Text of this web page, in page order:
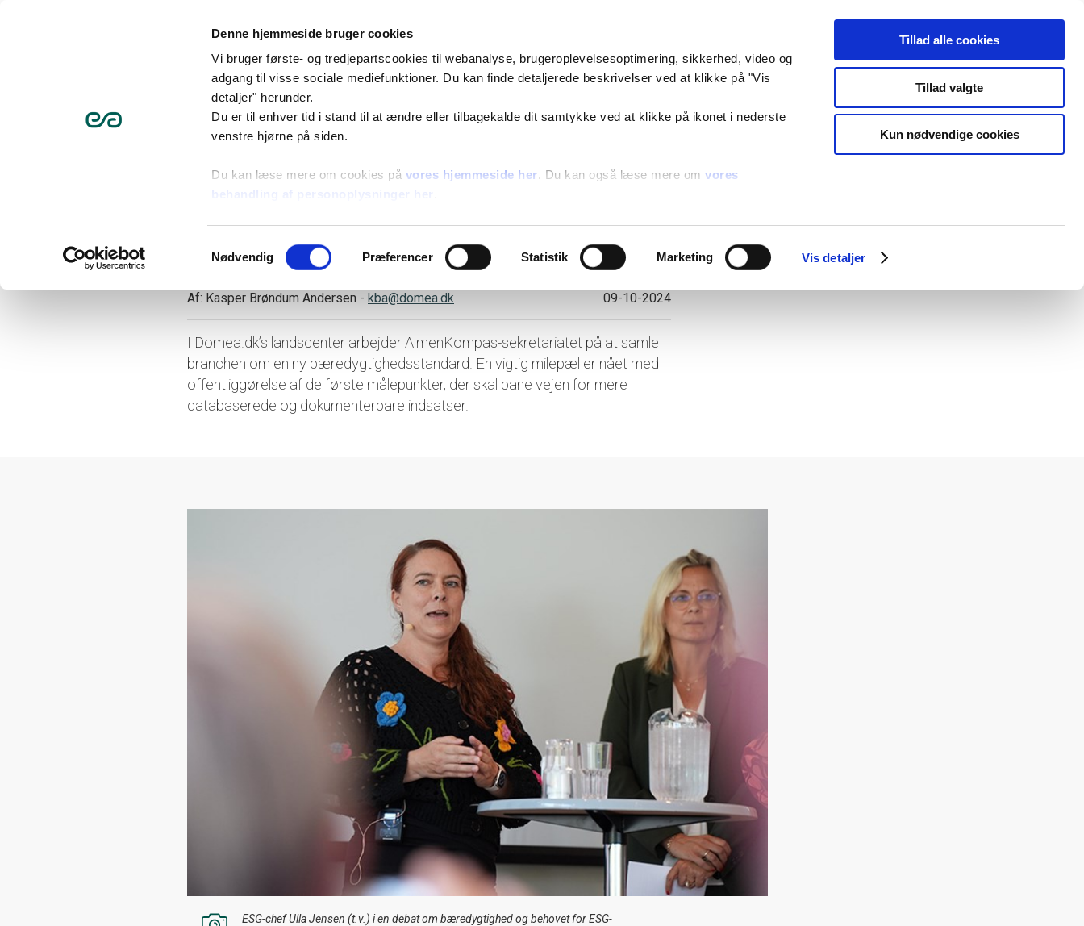
Denne hjemmeside bruger cookies
Vi bruger første- og tredjepartscookies til webanalyse, brugeroplevelsesoptimering, sikkerhed, video og
adgang til visse sociale mediefunktioner. Du kan finde detaljerede beskrivelser ved at klikke på "Vis
detaljer" herunder.
Du er til enhver tid i stand til at ændre eller tilbagekalde dit samtykke ved at klikke på ikonet i nederste
venstre hjørne på siden.
Du kan læse mere om cookies på vores hjemmeside her. Du kan også læse mere omvores
behandling af personoplysninger her
Nødvendig Præferencer Statistik Marketing Vis detaljer
Tillad alle cookies
Tillad valgte
Kun nødvendige cookies
Log på
Nyheder For pressen Logo og billedmateriale Publikationer
Et vigtigt skridt for fremtidens
arbejde med bæredygtighed
09-10-2024
Af: Kasper Brøndum Andersen - kba@domea.dk
I Domea.dk’s landscenter arbejder AlmenKompas-sekretariatet på at samle
branchen om en ny bæredygtighedsstandard. En vigtig milepæl er nået med
offentliggørelse af de første målepunkter, der skal bane vejen for mere
databaserede og dokumenterbare indsatser.
ESG-chef Ulla Jensen (t.v.) i en debat om bæredygtighed og behovet for ESG-